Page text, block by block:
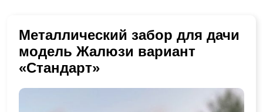
Металлический забор для дачи
модель Жалюзи вариант
«Стандарт»